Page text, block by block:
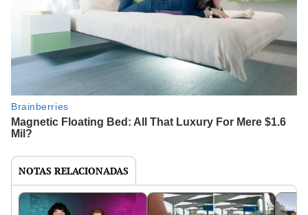
NOTAS RELACIONADAS